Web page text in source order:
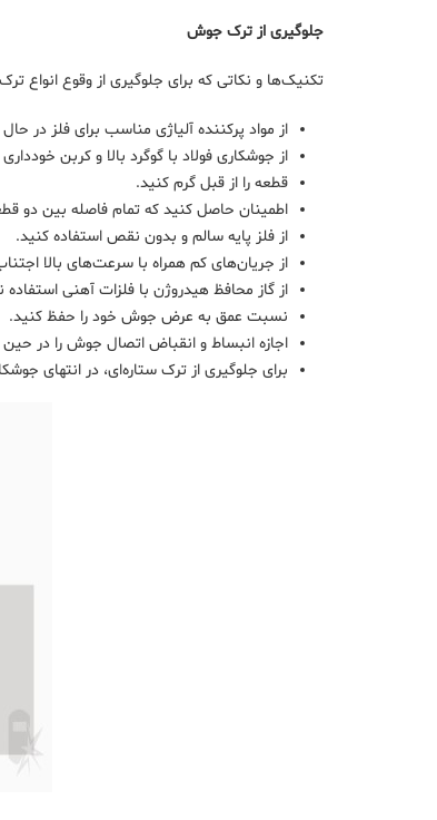
جلوگیری از ترک جوش
تکنیک‌ها و نکاتی که برای جلوگیری از وقوع انواع
از مواد پرکننده آلیاژی مناسب برای فلز در
از جوشکاری فولاد با گوگرد بالا و کربن
قطعه را از قبل گرم کنید.
اطمینان حاصل کنید که تمام فاصله بین دو
از فلز پایه سالم و بدون نقص استفاده کنید.
از جریان‌های کم همراه با سرعت‌های بالا
از گاز محافظ هیدروژن با فلزات آهنی استفاده
نسبت عمق به عرض جوش خود را حفظ کنید.
اجازه انبساط و انقباض اتصال جوش را در
برای جلوگیری از ترک ستاره‌ای، در انتهای